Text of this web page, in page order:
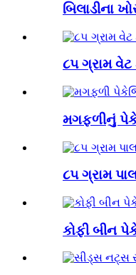
બિલાડીના
૮૫ ગ્રામ
મગફળીનું
૮૫ ગ્રામ
કોફી બીન